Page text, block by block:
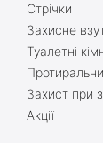
Стрічки
Захисне
Туалетні
Захист при
Акції